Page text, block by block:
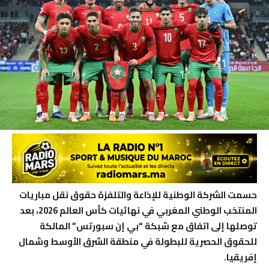
حسمت الشركة الوطنية للإذاعة والتلفزة حقوق نقل مباريات
المنتخب الوطني المغربي في نهائيات كأس العالم 2026، بعد
توصلها إلى اتفاق مع شبكة “بي إن سبورتس” المالكة
للحقوق الحصرية للبطولة في منطقة الشرق الأوسط وشمال
إفريقيا.